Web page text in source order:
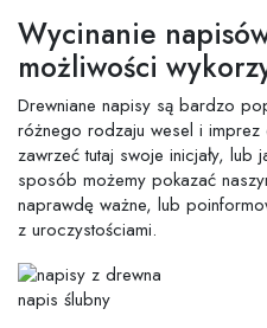
Wycinanie
możliwości
Drewniane napisy są bardzo
różnego rodzaju wesel i
zawrzeć tutaj swoje inicjały, lub
sposób możemy pokazać
naprawdę ważne, lub
z uroczystościami.
napis ślubny